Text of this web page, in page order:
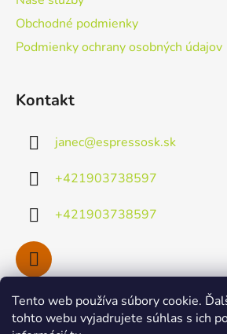
Tento web používa súbory cookie.
tohto webu vyjadrujete súhlas s ich
Obchodné podmienky
Podmienky ochrany osobných údajov
Kontakt
janec@espressosk.sk
+421903738597
+421903738597
Facebook